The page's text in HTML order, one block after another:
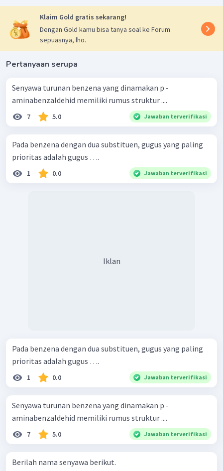
Klaim Gold gratis sekarang!
Dengan Gold kamu bisa tanya soal ke Forum
sepuasnya, lho.
Pertanyaan serupa
Senyawa turunan benzena yang dinamakan p -
aminabenzaldehid memiliki rumus struktur ....
7 5.0 Jawaban terverifikasi
Pada benzena dengan dua substituen, gugus yang paling
prioritas adalah gugus ….
1 0.0 Jawaban terverifikasi
Iklan
Pada benzena dengan dua substituen, gugus yang paling
prioritas adalah gugus ….
1 0.0 Jawaban terverifikasi
Senyawa turunan benzena yang dinamakan p -
aminabenzaldehid memiliki rumus struktur ....
7 5.0 Jawaban terverifikasi
Berilah nama senyawa berikut.